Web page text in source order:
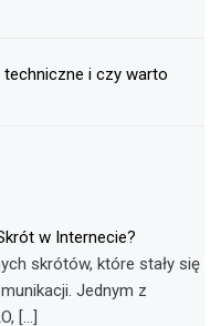
techniczne i czy warto
w Internecie?
skrótów, które stały się
Jednym z
[…]